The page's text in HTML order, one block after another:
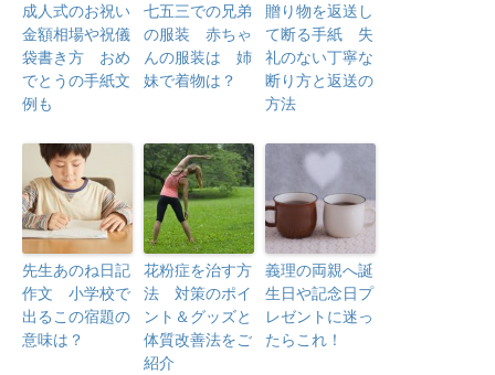
成人式のお祝い
金額相場や祝儀
袋書き方 おめ
でとうの手紙文
例も
七五三での兄弟
の服装 赤ちゃ
んの服装は 姉
妹で着物は？
贈り物を返送し
て断る手紙 失
礼のない丁寧な
断り方と返送の
方法
先生あのね日記
作文 小学校で
出るこの宿題の
意味は？
花粉症を治す方
法 対策のポイ
ント＆グッズと
体質改善法をご
紹介
義理の両親へ誕
生日や記念日プ
レゼントに迷っ
たらこれ！